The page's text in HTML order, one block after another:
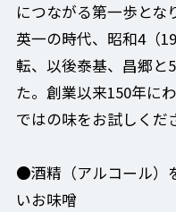
につながる第一歩とな
英一の時代、昭和4（
転、以後泰基、昌郷と
た。創業以来150年に
ではの味をお試しくだ
●酒精（アルコール）
いお味噌